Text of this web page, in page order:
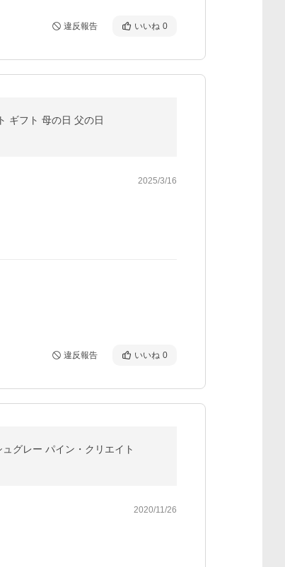
違反報告 いいね 0
ギフト 母の日 父の日
2025/3/16
違反報告 いいね 0
グレー パイン・クリエイト
2020/11/26